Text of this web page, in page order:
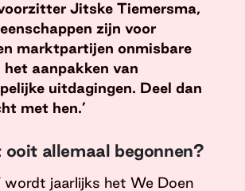
Jitske Tiemersma,
zijn voor
marktpartijen onmisbare
aanpakken van
uitdagingen. Deel dan
met hen.’
ooit allemaal begonnen?
wordt jaarlijks het We Doen